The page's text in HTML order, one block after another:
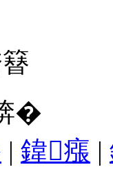
�
| 鍏瘬 |